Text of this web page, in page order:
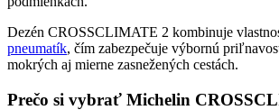
Dezén CROSSCLIMATE 2 kombinuje
pneumatík, čím zabezpečuje výbornú
mokrých aj mierne zasnežených cestách.
Prečo si vybrať Michelin